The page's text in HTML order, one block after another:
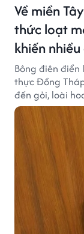
Về miền
thức loạt
khiến
Bông điên
thực Đồng
đến gỏi, loài
ngon khiến du